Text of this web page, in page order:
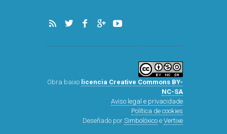
Obra baixo licencia Creative Commons BY-
NC-SA
Aviso legal e privacidade
Política de cookies
Deseñado por Simbolóxicoe Vertixe